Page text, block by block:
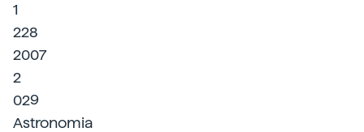
1
228
2007
2
029
Astronomia